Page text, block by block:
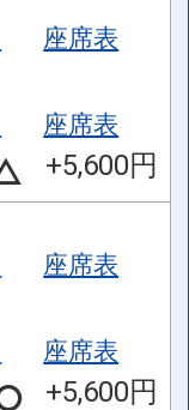
座席表
座席表
+5,600円
座席表
座席表
+5,600円